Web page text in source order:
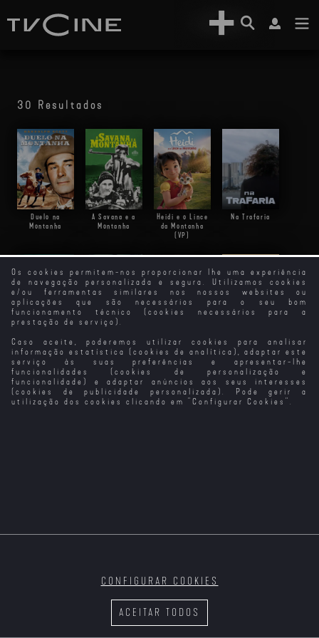
Os cookies permitem-nos proporcionar lhe uma experiência
de navegação personalizada e segura. Utilizamos cookies
e/ou ferramentas similares nos nossos websites ou
aplicações que são necessários para o seu bom
funcionamento técnico (cookies necessários para a
prestação de serviço).
Caso aceite, poderemos utilizar cookies para analisar
informação estatística (cookies de analítica), adaptar este
serviço às suas preferências e apresentar-lhe
funcionalidades (cookies de personalização e
funcionalidade) e adaptar anúncios aos seus interesses
(cookies de publicidade personalizada). Pode gerir a
utilização dos cookies clicando em " Configurar Cookies ".
ACEITAR TODOS
CONFIGURAR COOKIES
30 Resultados
Duelo na
Montanha
A Savana e a
Montanha
Heidi e o Lince
da Montanha
(VP)
Na Trafaria
Lights Out -
Terror na
Escuridão
Viver na Noite A Faca na Água
Um Casamento
na Costa Rica
Escuridão